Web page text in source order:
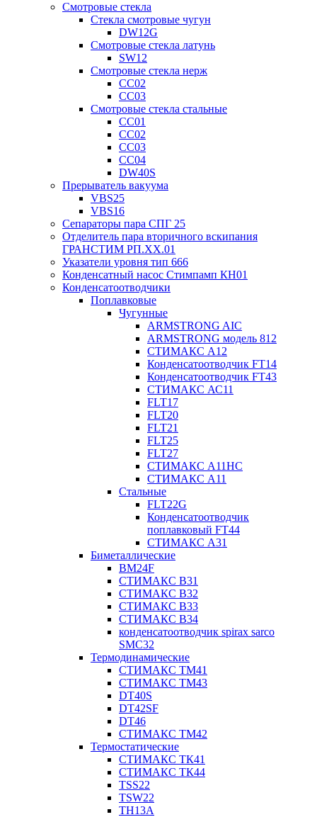
Смотровые стекла
Стекла смотровые чугун
DW12G
Смотровые стекла латунь
SW12
Смотровые стекла нерж
СС02
СС03
Смотровые стекла стальные
СС01
СС02
СС03
СС04
DW40S
Прерыватель вакуума
VBS25
VBS16
Сепараторы пара СПГ 25
Отделитель пара вторичного вскипания
ГРАНСТИМ РП.XX.01
Указатели уровня тип 666
Конденсатный насос Стимпамп КН01
Конденсатоотводчики
Поплавковые
Чугунные
ARMSTRONG AIC
ARMSTRONG модель 812
СТИМАКС А12
Конденсатоотводчик FT14
Конденсатоотводчик FT43
СТИМАКС АС11
FLT17
FLT20
FLT21
FLT25
FLT27
СТИМАКС А11HC
СТИМАКС А11
Стальные
FLT22G
Конденсатоотводчик
поплавковый FT44
СТИМАКС А31
Биметаллические
BM24F
СТИМАКС B31
СТИМАКС В32
СТИМАКС В33
СТИМАКС B34
конденсатоотводчик spirax sarco
SMC32
Термодинамические
СТИМАКС ТМ41
СТИМАКС ТМ43
DT40S
DT42SF
DT46
СТИМАКС ТМ42
Термостатические
СТИМАКС ТК41
СТИМАКС ТК44
TSS22
TSW22
TH13A